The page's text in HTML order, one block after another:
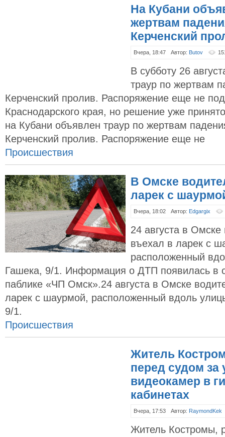
На Кубани
жертвам
Керченский
Вчера, 18:47 Автор: Butov
В субботу 26
траур по жертвам
Керченский пролив. Распоряжение еще не
Краснодарского края, но решение уже
на Кубани объявлен траур по жертвам
Керченский пролив. Распоряжение еще не
Происшествия
В Омске
ларек с
Вчера, 18:02 Автор: Edgargix
24 августа в
въехал в ларек с
расположенный
Гашека, 9/1. Информация о ДТП появилась в
паблике «ЧП Омск».24 августа в Омске
ларек с шаурмой, расположенный вдоль
9/1.
Происшествия
Житель
перед судом за
видеокамер в
кабинетах
Вчера, 17:53 Автор: RaymondKek
Житель Костромы,